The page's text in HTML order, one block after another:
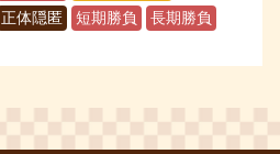
正体隠匿 短期勝負 長期勝負